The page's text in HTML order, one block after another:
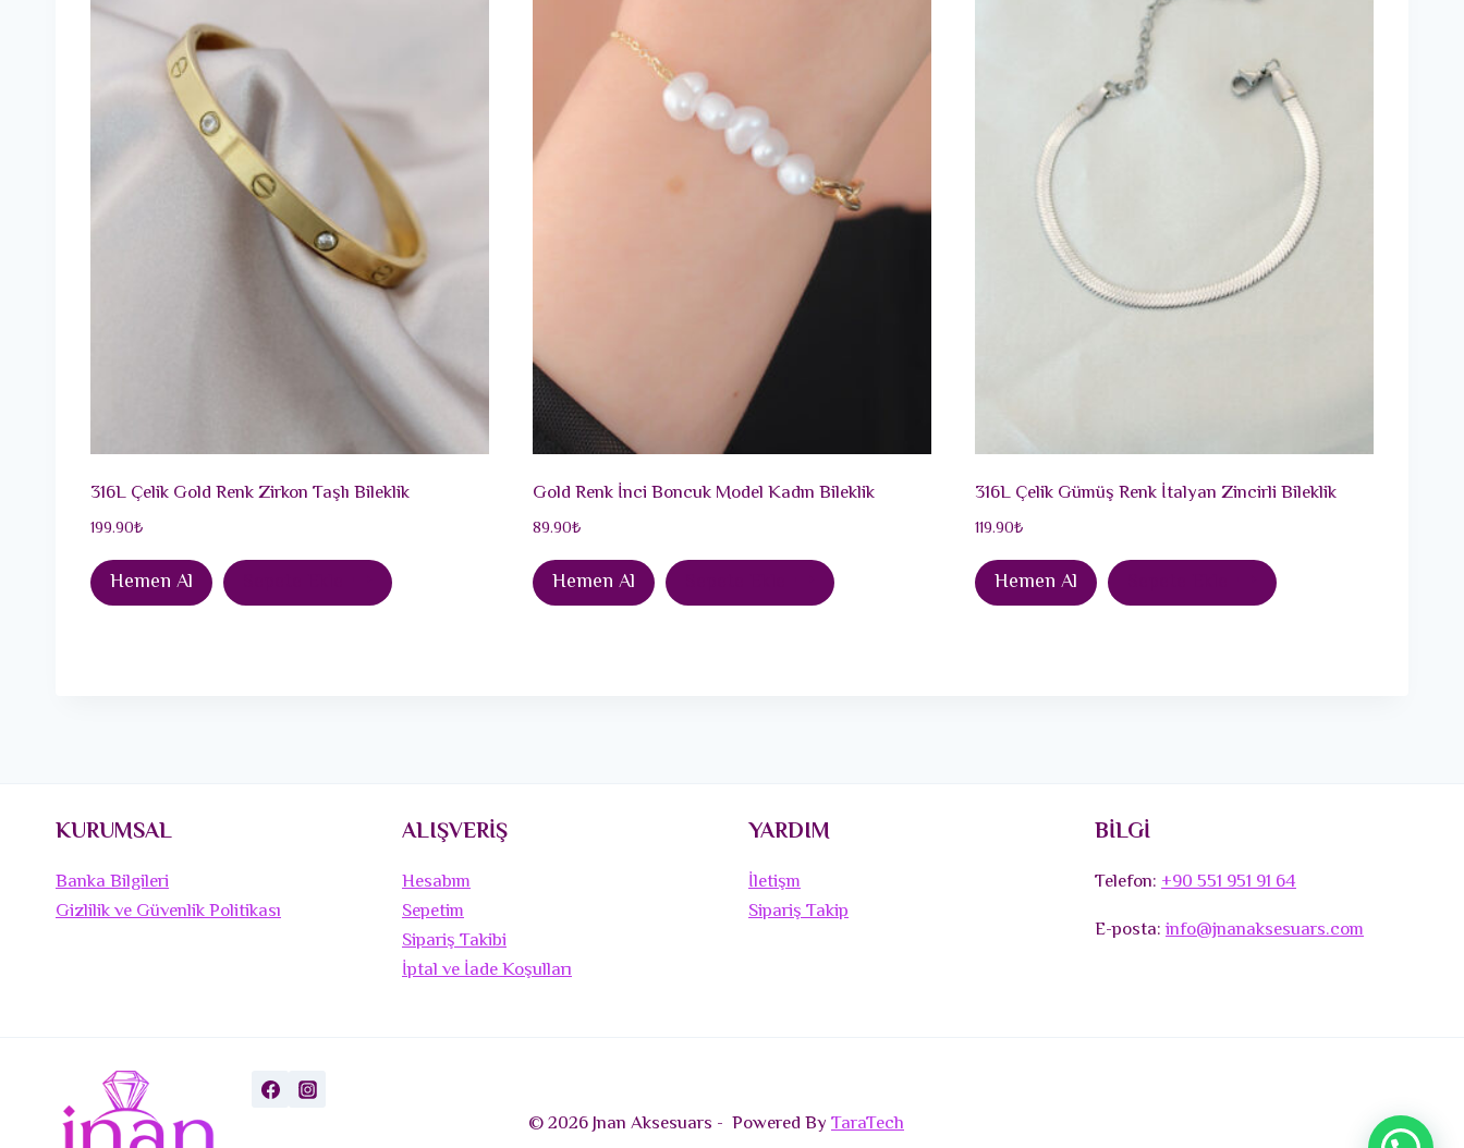
316L Çelik Gold Renk Zirkon Taşlı Bileklik
199.90₺
Hemen Al
Gold Renk İnci Boncuk Model Kadın Bileklik
89.90₺
Hemen Al
316L Çelik Gümüş Renk İtalyan Zincirli Bileklik
119.90₺
Hemen Al
KURUMSAL
Banka Bilgileri
Gizlilik ve Güvenlik Politikası
ALIŞVERİŞ
Hesabım
Sepetim
Sipariş Takibi
İptal ve İade Koşulları
YARDIM
İletişm
Sipariş Takip
BİLGİ
Telefon:+90 551 951 91 64
E-posta:info@jnanaksesuars.com
© 2026 Jnan Aksesuars - Powered ByTaraTech